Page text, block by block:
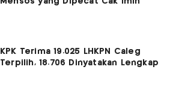
KPK Terima 19.025 LHKPN Caleg
Terpilih, 18.706 Dinyatakan Lengkap